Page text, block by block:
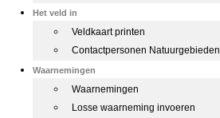
Het veld in
Veldkaart printen
Contactpersonen Natuurgebieden
Waarnemingen
Waarnemingen
Losse waarneming invoeren